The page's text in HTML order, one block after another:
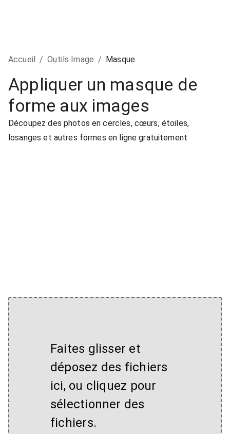
Accueil / Outils Image / Masque
Appliquer un masque de
forme aux images
Découpez des photos en cercles, cœurs, étoiles,
losanges et autres formes en ligne gratuitement
Faites glisser et
déposez des fichiers
ici, ou cliquez pour
sélectionner des
fichiers.